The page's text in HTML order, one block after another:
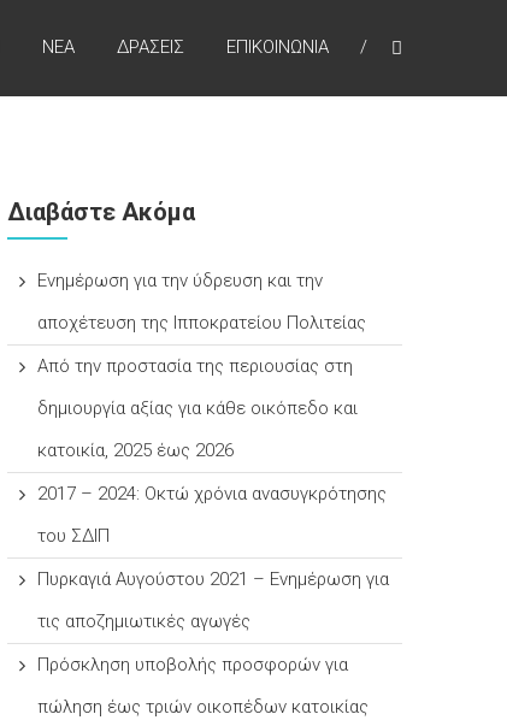
NEA ΔΡΑΣΕΙΣ ΕΠΙΚΟΙΝΩΝΙΑ
Διαβάστε Ακόμα
Ενημέρωση για την ύδρευση και την
αποχέτευση της Ιπποκρατείου Πολιτείας
Από την προστασία της περιουσίας στη
δημιουργία αξίας για κάθε οικόπεδο και
κατοικία, 2025 έως 2026
2017 – 2024: Οκτώ χρόνια ανασυγκρότησης
του ΣΔΙΠ
Πυρκαγιά Αυγούστου 2021 – Ενημέρωση για
τις αποζημιωτικές αγωγές
Πρόσκληση υποβολής προσφορών για
πώληση έως τριών οικοπέδων κατοικίας